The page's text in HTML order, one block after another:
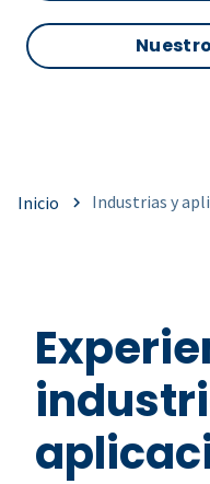
Inicio Industrias y